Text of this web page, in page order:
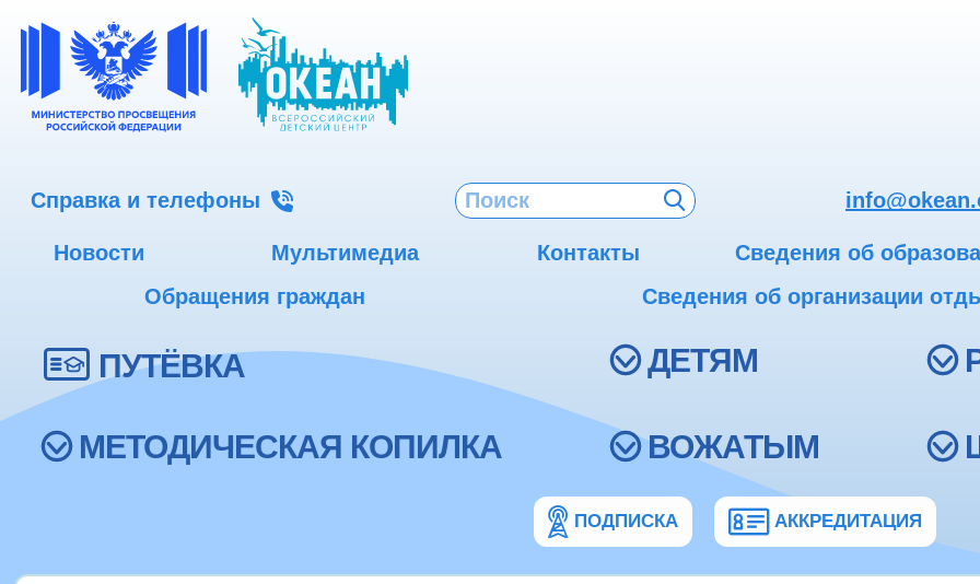
Справка и телефоны
Новости Мультимедиа Контакты Сведения об
Обращения граждан
Сведения об организации
ПУТЁВКА ДЕТЯМ
МЕТОДИЧЕСКАЯ КОПИЛКА ВОЖАТЫМ
ПОДПИСКА АККРЕДИТАЦИЯ